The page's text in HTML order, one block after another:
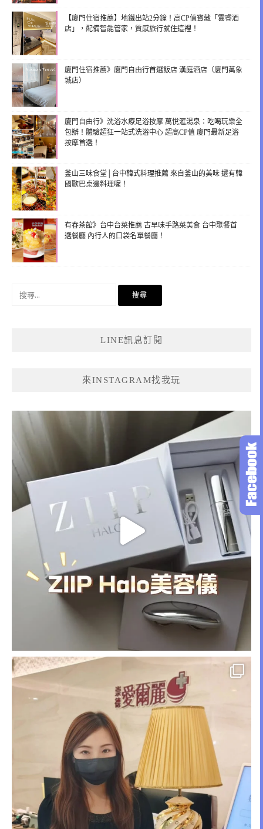
【廈門住宿推薦】地鐵出站2分鐘！高CP值寶藏「雲睿酒
店」，配備智能管家，質感旅行就住這裡！
廈門住宿推薦》廈門自由行首選飯店 漢庭酒店（廈門萬象
城店）
廈門自由行》洗浴水療足浴按摩 萬悅滙湯泉：吃喝玩樂全
包辦！體驗超狂一站式洗浴中心 超高CP值 廈門最新足浴
按摩首選！
釜山三味食堂│台中韓式料理推薦 來自釜山的美味 還有韓
國歐巴桌邊料理喔！
有春茶館》台中台菜推薦 古早味手路菜美食 台中聚餐首
選餐廳 內行人的口袋名單餐廳！
LINE訊息訂閱
來INSTAGRAM找我玩